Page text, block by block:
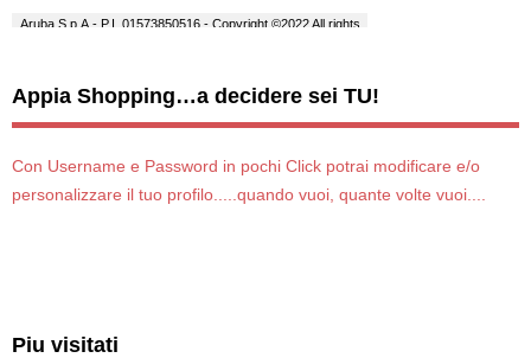
Appia Shopping…a decidere sei TU!
Con Username e Password in pochi Click potrai modificare e/o
personalizzare il tuo profilo.....quando vuoi, quante volte vuoi....
Piu visitati